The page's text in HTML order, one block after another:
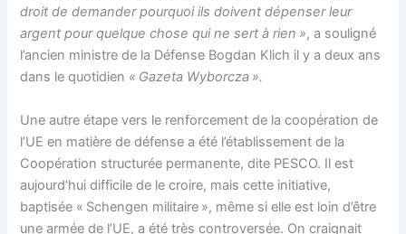
droit de demander pourquoi ils doivent dépenser leur
argent pour quelque chose qui ne sert à rien », a souligné
l’ancien ministre de la Défense Bogdan Klich il y a deux ans
dans le quotidien « Gazeta Wyborcza ».
Une autre étape vers le renforcement de la coopération de
l’UE en matière de défense a été l’établissement de la
Coopération structurée permanente, dite PESCO. Il est
aujourd’hui difficile de le croire, mais cette initiative,
baptisée « Schengen militaire », même si elle est loin d’être
une armée de l’UE, a été très controversée. On craignait